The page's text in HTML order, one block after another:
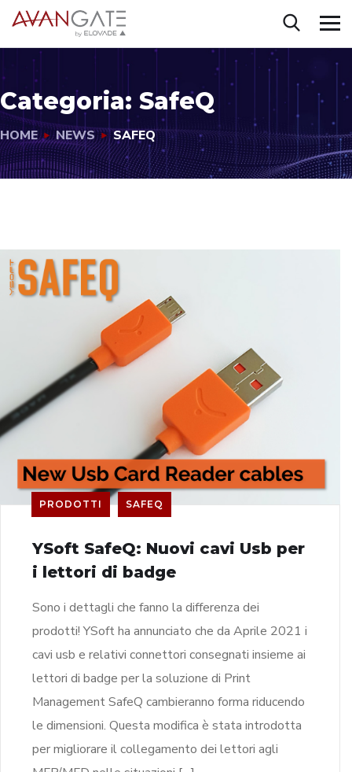
Categoria: SafeQ
HOME NEWS SAFEQ
PRODOTTI SAFEQ
YSoft SafeQ: Nuovi cavi Usb per
i lettori di badge
Sono i dettagli che fanno la differenza dei
prodotti! YSoft ha annunciato che da Aprile 2021 i
cavi usb e relativi connettori consegnati insieme ai
lettori di badge per la soluzione di Print
Management SafeQ cambieranno forma riducendo
le dimensioni. Questa modifica è stata introdotta
per migliorare il collegamento dei lettori agli